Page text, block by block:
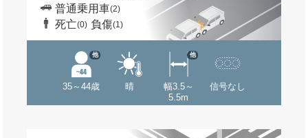
普通乗用車(2)
死亡(0) 負傷(1)
35～44歳
他
晴
幅3.5～
5.5m
他
信号なし